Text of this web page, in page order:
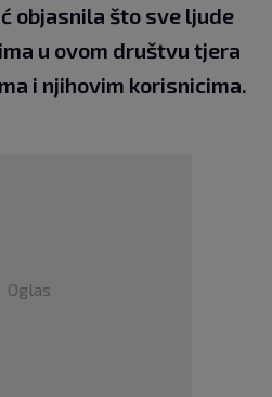
objasnila što sve ljude
u ovom društvu tjera
i njihovim korisnicima.
Oglas